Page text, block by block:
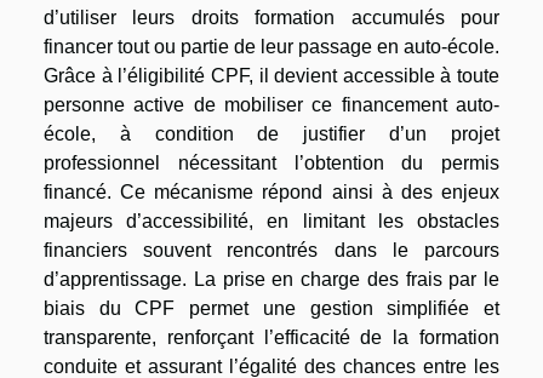
d’utiliser leurs droits formation accumulés pour
financer tout ou partie de leur passage en auto-école.
Grâce à l’éligibilité CPF, il devient accessible à toute
personne active de mobiliser ce financement auto-
école, à condition de justifier d’un projet
professionnel nécessitant l’obtention du permis
financé. Ce mécanisme répond ainsi à des enjeux
majeurs d’accessibilité, en limitant les obstacles
financiers souvent rencontrés dans le parcours
d’apprentissage. La prise en charge des frais par le
biais du CPF permet une gestion simplifiée et
transparente, renforçant l’efficacité de la formation
conduite et assurant l’égalité des chances entre les